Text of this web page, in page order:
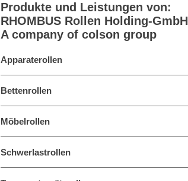
Produkte und Leistungen von:
RHOMBUS Rollen Holding-GmbH
A company of colson group
Apparaterollen
Bettenrollen
Möbelrollen
Schwerlastrollen